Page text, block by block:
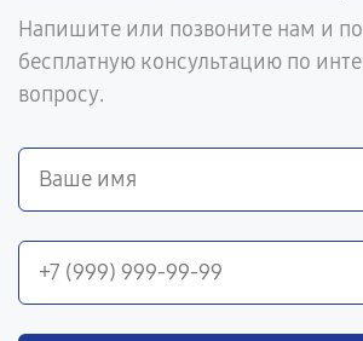
Напишите или позвоните нам и
бесплатную консультацию по
вопросу.